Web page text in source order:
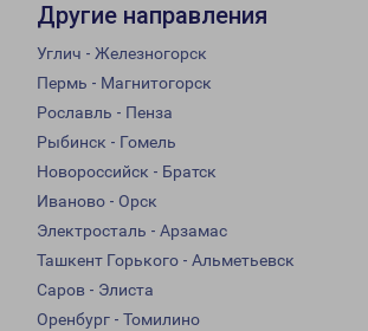
Другие направления
Углич - Железногорск
Пермь - Магнитогорск
Рославль - Пенза
Рыбинск - Гомель
Новороссийск - Братск
Иваново - Орск
Электросталь - Арзамас
Ташкент Горького - Альметьевск
Саров - Элиста
Оренбург - Томилино